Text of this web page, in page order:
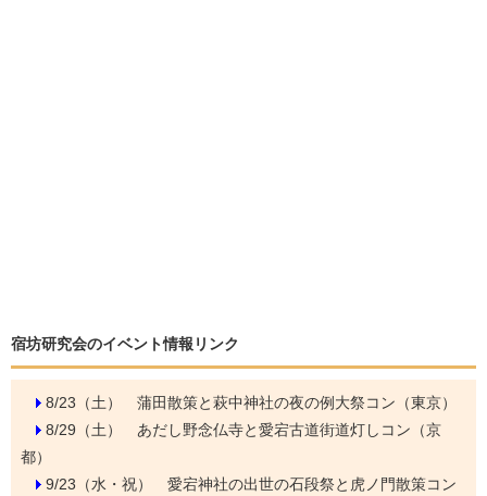
宿坊研究会のイベント情報リンク
8/23（土） 蒲田散策と萩中神社の夜の例大祭コン（東京）
8/29（土） あだし野念仏寺と愛宕古道街道灯しコン（京
都）
9/23（水・祝） 愛宕神社の出世の石段祭と虎ノ門散策コン